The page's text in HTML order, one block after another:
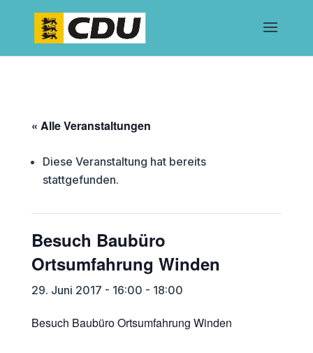
« Alle Veranstaltungen
Diese Veranstaltung hat bereits
stattgefunden.
Besuch Baubüro
Ortsumfahrung Winden
29. Juni 2017 - 16:00 - 18:00
Besuch Baubüro Ortsumfahrung Winden